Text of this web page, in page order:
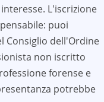
L'iscrizione
puoi
Consiglio dell'Ordine
non iscritto
forense e
potrebbe